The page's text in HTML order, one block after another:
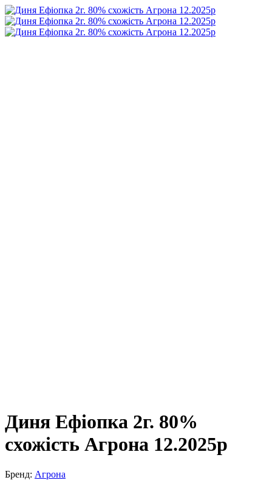
Диня Ефіопка 2г. 80%
схожість Агрона 12.2025р
Агрона